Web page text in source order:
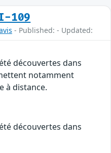
109
- Published: - Updated:
découvertes dans
notamment
à distance.
découvertes dans